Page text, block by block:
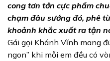
cong tơn tớn cực phẩm
chạm đâu sướng đó, phê
khoảnh khắc xuất ra tận
Gái gọi Khánh Vĩnh mang
ngon” khi mỗi em đều có